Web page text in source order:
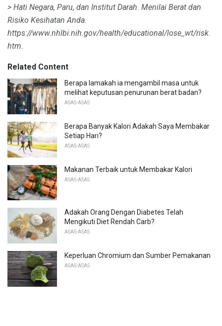
> Hati Negara, Paru, dan Institut Darah. Menilai Berat dan
Risiko Kesihatan Anda.
https://www.nhlbi.nih.gov/health/educational/lose_wt/risk.
htm.
Related Content
Berapa lamakah ia mengambil masa untuk
melihat keputusan penurunan berat badan?
ASAS-ASAS
Berapa Banyak Kalori Adakah Saya Membakar
Setiap Hari?
ASAS-ASAS
Makanan Terbaik untuk Membakar Kalori
ASAS-ASAS
Adakah Orang Dengan Diabetes Telah
Mengikuti Diet Rendah Carb?
ASAS-ASAS
Keperluan Chromium dan Sumber Pemakanan
ASAS-ASAS